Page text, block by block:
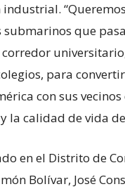
que
para
con sus
calidad de vida
en el Distrito de
Bolívar, José